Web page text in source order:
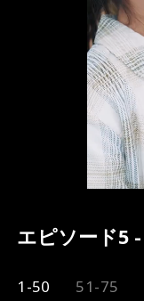
エピソード5
1-50 51-75